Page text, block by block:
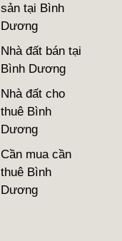
sản tại Bình
Dương
Nhà đất bán tại
Bình Dương
Nhà đất cho
thuê Bình
Dương
Cần mua cần
thuê Bình
Dương